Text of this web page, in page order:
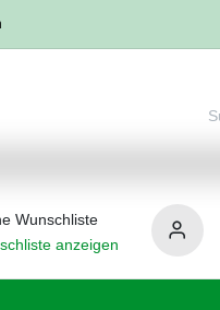
Wunschliste
anzeigen